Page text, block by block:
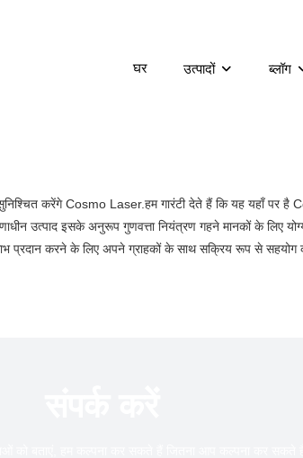
घर उत्पादों ब्लॉग
करेंगे Cosmo Laser.हम गारंटी देते हैं कि यह यहाँ पर है
उत्पाद इसके अनुरूप गुणवत्ता नियंत्रण गहने मानकों के लिए
प्रदान करने के लिए अपने ग्राहकों के साथ सक्रिय रूप से